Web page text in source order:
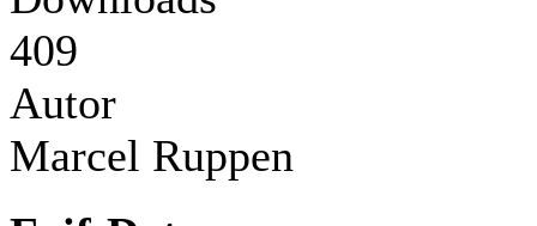
409
Autor
Marcel Ruppen